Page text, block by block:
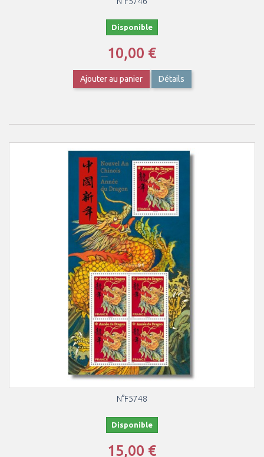
Disponible
10,00 €
Ajouter au panier Détails
N°F5748
Disponible
15,00 €